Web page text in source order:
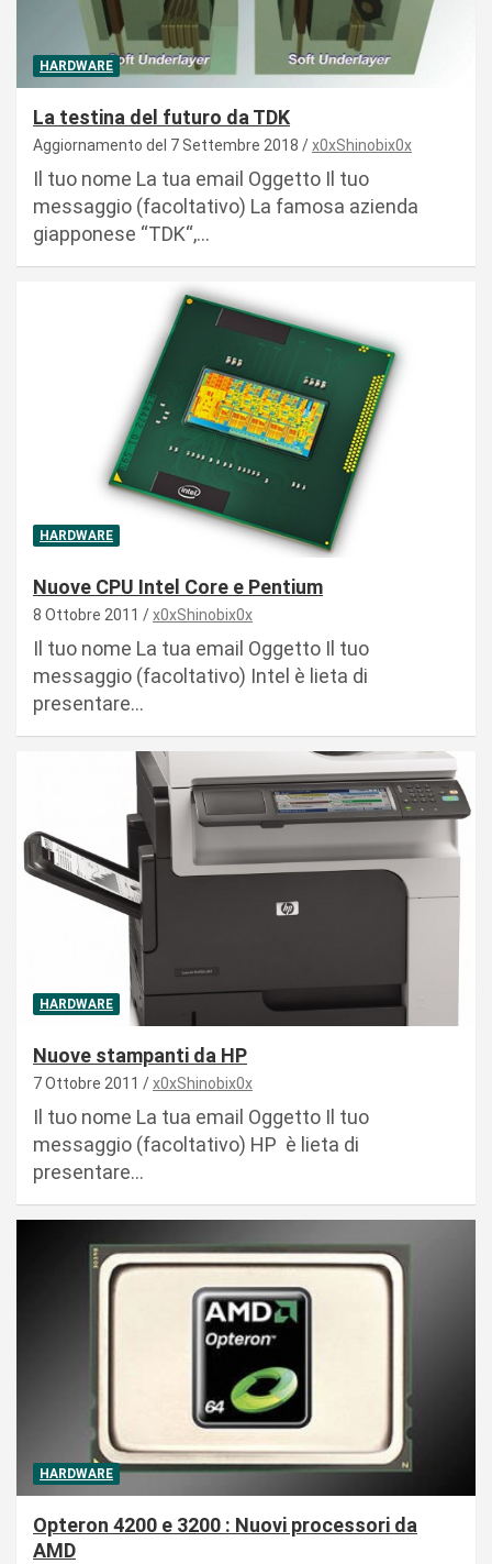
HARDWARE
La testina del futuro da TDK
Aggiornamento del 7 Settembre 2018 x0xShinobix0x
Il tuo nome La tua email Oggetto Il tuo
messaggio (facoltativo) La famosa azienda
giapponese “TDK“,…
HARDWARE
Nuove CPU Intel Core e Pentium
8 Ottobre 2011 x0xShinobix0x
Il tuo nome La tua email Oggetto Il tuo
messaggio (facoltativo) Intel è lieta di
presentare…
HARDWARE
Nuove stampanti da HP
7 Ottobre 2011 x0xShinobix0x
Il tuo nome La tua email Oggetto Il tuo
messaggio (facoltativo) HP è lieta di
presentare…
HARDWARE
Opteron 4200 e 3200 : Nuovi processori da
AMD